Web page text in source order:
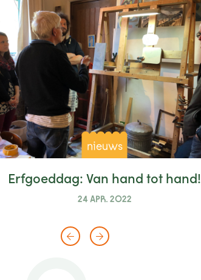
nieuws
Erfgoeddag: Van hand tot hand!
24 APR. 2022